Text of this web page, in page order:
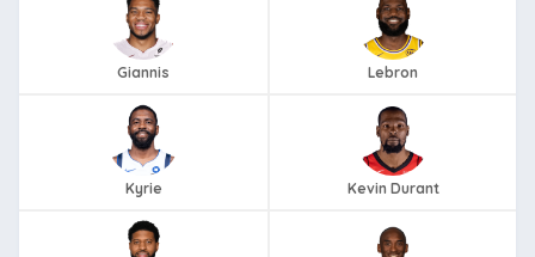
Giannis Lebron
Kyrie Kevin Durant